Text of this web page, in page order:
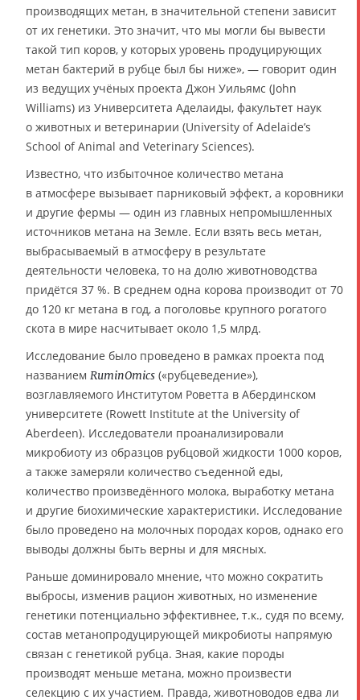
производящих метан, в значительной степени зависит
от их генетики. Это значит, что мы могли бы вывести
такой тип коров, у которых уровень продуцирующих
метан бактерий в рубце был бы ниже», — говорит один
из ведущих учёных проекта Джон Уильямс (John
Williams) из Университета Аделаиды, факультет наук
о животных и ветеринарии (University of Adelaide’s
School of Animal and Veterinary Sciences).
Известно, что избыточное количество метана
в атмосфере вызывает парниковый эффект, а коровники
и другие фермы — один из главных непромышленных
источников метана на Земле. Если взять весь метан,
выбрасываемый в атмосферу в результате
деятельности человека, то на долю животноводства
придётся 37 %. В среднем одна корова производит от 70
до 120 кг метана в год, а поголовье крупного рогатого
скота в мире насчитывает около 1,5 млрд.
Исследование было проведено в рамках проекта под
названием RuminOmics («рубцеведение»),
возглавляемого Институтом Роветта в Абердинском
университете (Rowett Institute at the University of
Aberdeen). Исследователи проанализировали
микробиоту из образцов рубцовой жидкости 1000 коров,
а также замеряли количество съеденной еды,
количество произведённого молока, выработку метана
и другие биохимические характеристики. Исследование
было проведено на молочных породах коров, однако его
выводы должны быть верны и для мясных.
Раньше доминировало мнение, что можно сократить
выбросы, изменив рацион животных, но изменение
генетики потенциально эффективнее, т.к., судя по всему,
состав метанопродуцирующей микробиоты напрямую
связан с генетикой рубца. Зная, какие породы
производят меньше метана, можно произвести
селекцию с их участием. Правда, животноводов едва ли